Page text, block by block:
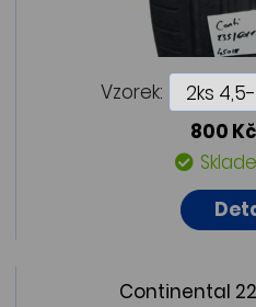
Vzorek:
800 Kč
Continental